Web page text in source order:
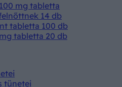
mg tabletta
14 db
tabletta 100 db
tabletta 20 db
tünetei